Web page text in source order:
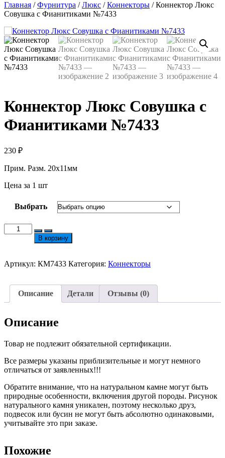
Главная /Фурнитура /Люкс /Коннекторы / Коннектор Люкс
Совушка с Фианитиками №7433
Коннектор Люкс Совушка с
Фианитиками №7433
230 ₽
Прим. Разм. 20х11мм
Цена за 1 шт
Выбрать
Количество
товара
Коннектор
Совушка
№7433
В корзину
Артикул: КМ7433 Категория: Коннекторы
Описание Детали Отзывы (0)
Описание
Товар не подлежит обязательной сертификации.
Все размеры указаны приблизительные и могут немного
отличаться от заявленных!!!
Обратите внимание, что на натуральном камне могут быть
природные особенности, включения другой породы. Рисунок
натурального камня уникален, поэтому несколько друз,
подвесок или бусин не могут быть абсолютно одинаковыми,
учитывайте это при заказе.
Похожие